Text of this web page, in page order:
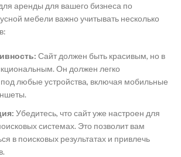
аренды для вашего бизнеса по
мебели важно учитывать несколько
Сайт должен быть красивым, но в
Он должен легко
любые устройства, включая мобильные
Убедитесь, что сайт уже настроен для
системах. Это позволит вам
в поисковых результатах и привлечь